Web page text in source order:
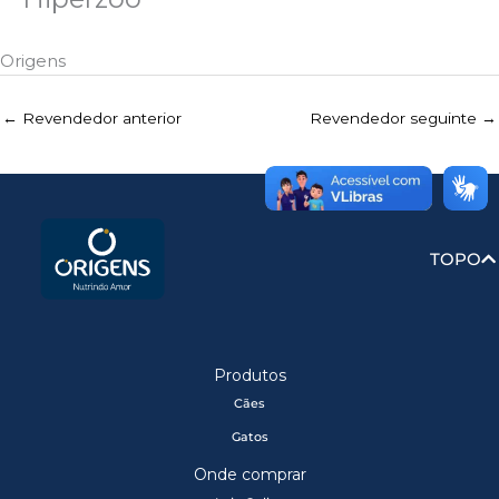
Origens
← Revendedor anterior Revendedor seguinte →
TOPO
Produtos
Cães
Gatos
Onde comprar